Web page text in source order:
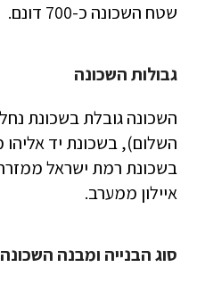
שטח השכונה כ-700 דונם.
גבולות השכונה
השכונה גובלת בשכונת
השלום), בשכונת יד
בשכונת רמת ישראל
איילון ממערב.
סוג הבנייה ומבנה השכונה